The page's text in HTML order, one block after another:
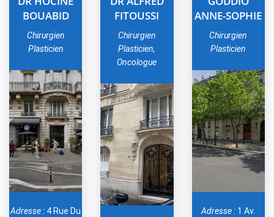
BOUABID
Chirurgien
Plasticien
Adresse : 4 Rue Du
FITOUSSI
Chirurgien
Plasticien,
Oncologue
ANNE-SOPHIE
Chirurgien
Plasticien
Adresse : 1 Av.